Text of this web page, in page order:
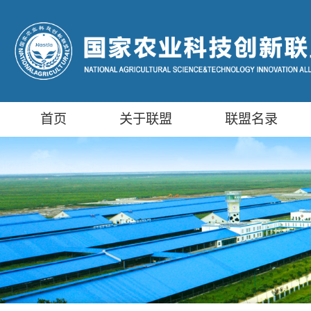
首页 关于联盟 联盟名录